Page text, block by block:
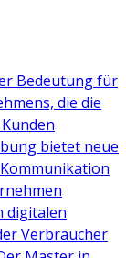
Bedeutung für
die die
bietet neue
digitalen
Verbraucher